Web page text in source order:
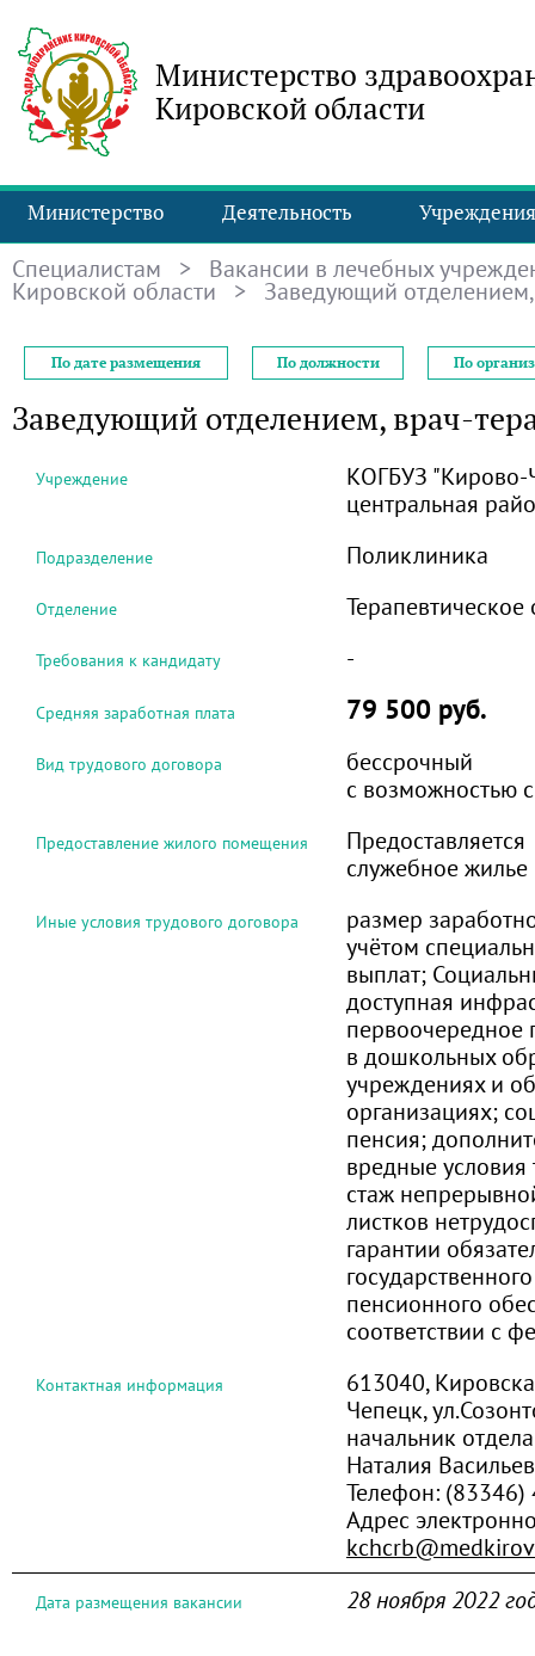
Министерство
Кировской области
Министерство Деятельность Учреждения
Специалистам > Вакансии в лечебных
Кировской области > Заведующий отделением,
По дате размещения По должности По
Заведующий отделением, врач-
Учреждение
КОГБУЗ "Кирово-
центральная
Подразделение Поликлиника
Отделение Терапевтическое
Требования к кандидату -
Средняя заработная плата 79 500 руб.
Вид трудового договора
бессрочный
c возможностью
Предоставление жилого помещения
Предоставляется
служебное жилье
Иные условия трудового договора
размер
учётом
выплат;
доступная
первоочередное
в дошкольных
учреждениях и
организациях;
пенсия;
вредные условия
стаж
листков
гарантии
пенсионного
соответствии с
Контактная информация
613040,
Чепецк,
начальник
Наталия
Телефон: (83346)
Адрес
Дата размещения вакансии 28 ноября 2022